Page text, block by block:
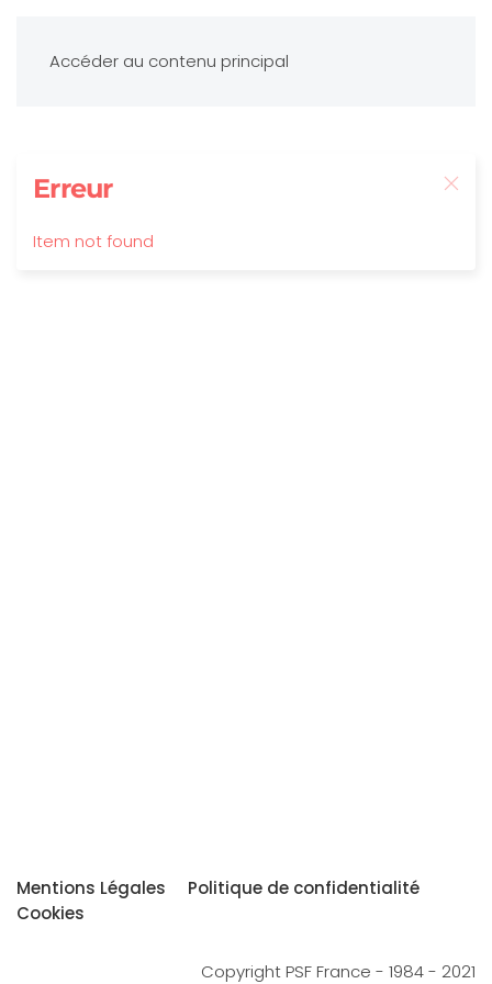
Accéder au contenu principal
Erreur
Item not found
Mentions Légales
Politique de confidentialité
Cookies
Copyright PSF France - 1984 - 2021